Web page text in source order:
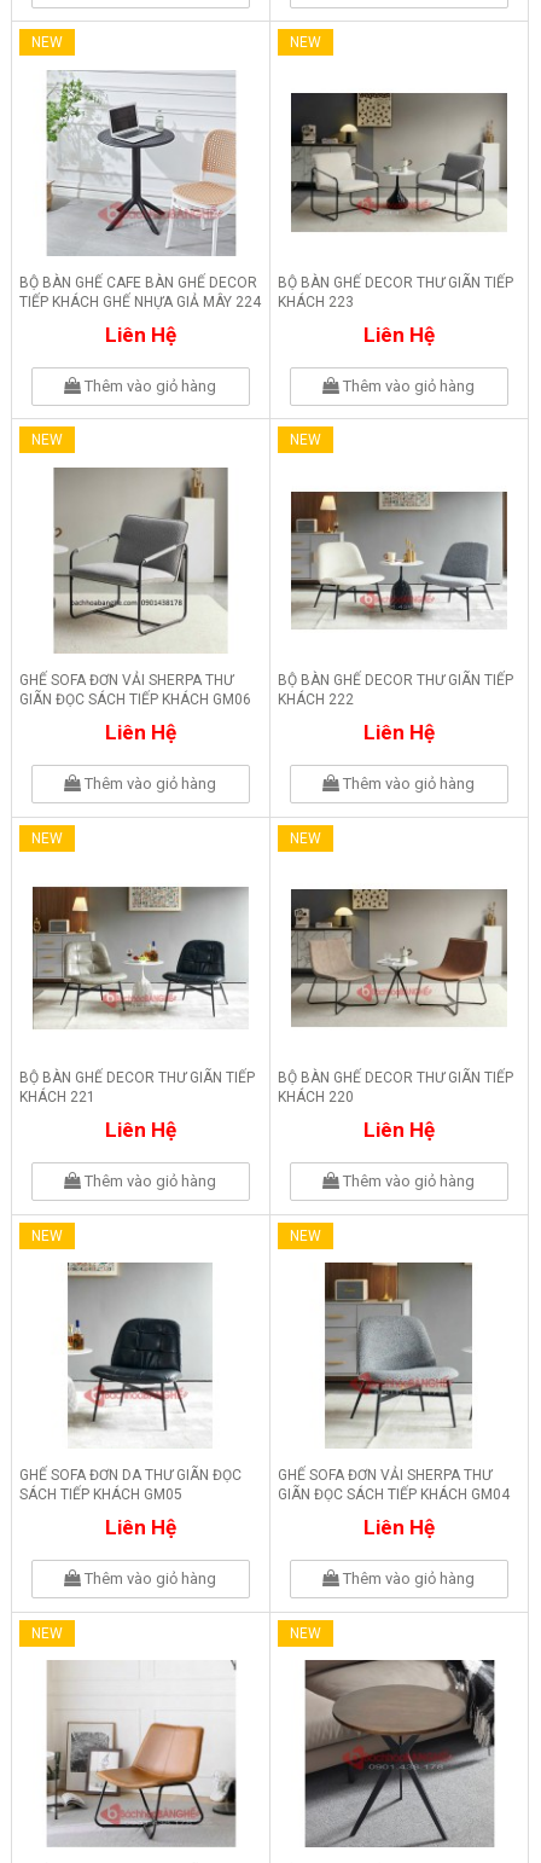
NEW
BỘ BÀN GHẾ CAFE BÀN GHẾ DECOR
TIẾP KHÁCH GHẾ NHỰA GIẢ MÂY 224
Liên Hệ
Thêm vào giỏ hàng
NEW
BỘ BÀN GHẾ DECOR THƯ GIÃN TIẾP
KHÁCH 223
Liên Hệ
Thêm vào giỏ hàng
NEW
GHẾ SOFA ĐƠN VẢI SHERPA THƯ
GIÃN ĐỌC SÁCH TIẾP KHÁCH GM06
Liên Hệ
Thêm vào giỏ hàng
NEW
BỘ BÀN GHẾ DECOR THƯ GIÃN TIẾP
KHÁCH 222
Liên Hệ
Thêm vào giỏ hàng
NEW
BỘ BÀN GHẾ DECOR THƯ GIÃN TIẾP
KHÁCH 221
Liên Hệ
Thêm vào giỏ hàng
NEW
BỘ BÀN GHẾ DECOR THƯ GIÃN TIẾP
KHÁCH 220
Liên Hệ
Thêm vào giỏ hàng
NEW
GHẾ SOFA ĐƠN DA THƯ GIÃN ĐỌC
SÁCH TIẾP KHÁCH GM05
Liên Hệ
Thêm vào giỏ hàng
NEW
GHẾ SOFA ĐƠN VẢI SHERPA THƯ
GIÃN ĐỌC SÁCH TIẾP KHÁCH GM04
Liên Hệ
Thêm vào giỏ hàng
NEW NEW